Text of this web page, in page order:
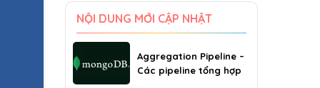
NỘI DUNG MỚI CẬP NHẬT
Aggregation Pipeline –
Các pipeline tổng hợp